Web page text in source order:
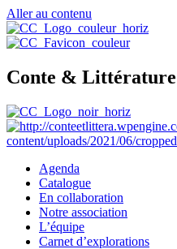
Aller au contenu
Conte & Littérature
Agenda
Catalogue
En collaboration
Notre association
L’équipe
Carnet d’explorations